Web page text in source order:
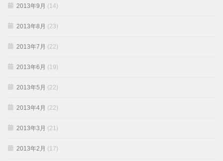
2013年9月 (14)
2013年8月 (23)
2013年7月 (22)
2013年6月 (19)
2013年5月 (22)
2013年4月 (22)
2013年3月 (21)
2013年2月 (17)